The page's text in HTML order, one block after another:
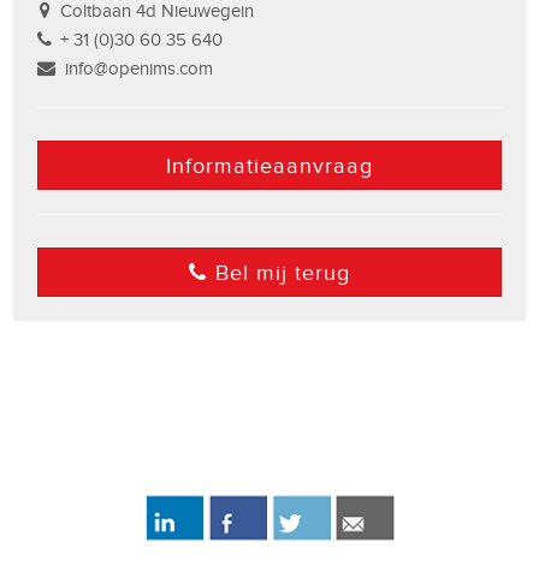
Coltbaan 4d Nieuwegein
+ 31 (0)30 60 35 640
info@openims.com
Informatieaanvraag
Bel mij terug